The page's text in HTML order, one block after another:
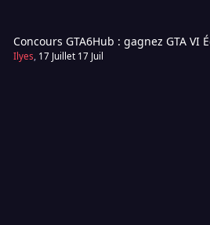
Concours GTA6Hub : gagnez GTA VI
Ilyes 17 Juillet 17 Juil